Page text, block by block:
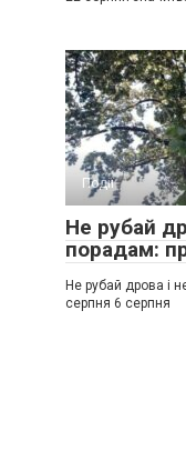
Події
Не рубай
порадам:
Не рубай дрова і
серпня 6 серпня